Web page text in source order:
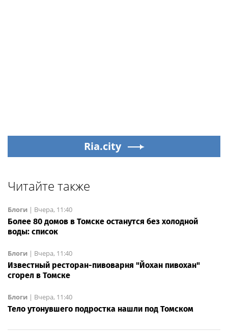
Ria.city
Читайте также
Блоги | Вчера, 11:40
Более 80 домов в Томске останутся без холодной
воды: список
Блоги | Вчера, 11:40
Известный ресторан-пивоварня "Йохан пивохан"
сгорел в Томске
Блоги | Вчера, 11:40
Тело утонувшего подростка нашли под Томском